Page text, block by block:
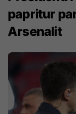
papritur
Arsenalit